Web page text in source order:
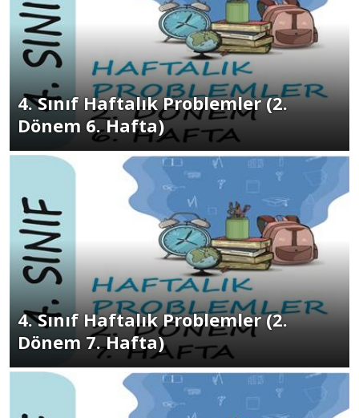
4. Sınıf Haftalık Problemler (2.
Dönem 6. Hafta)
4. Sınıf Haftalık Problemler (2.
Dönem 7. Hafta)